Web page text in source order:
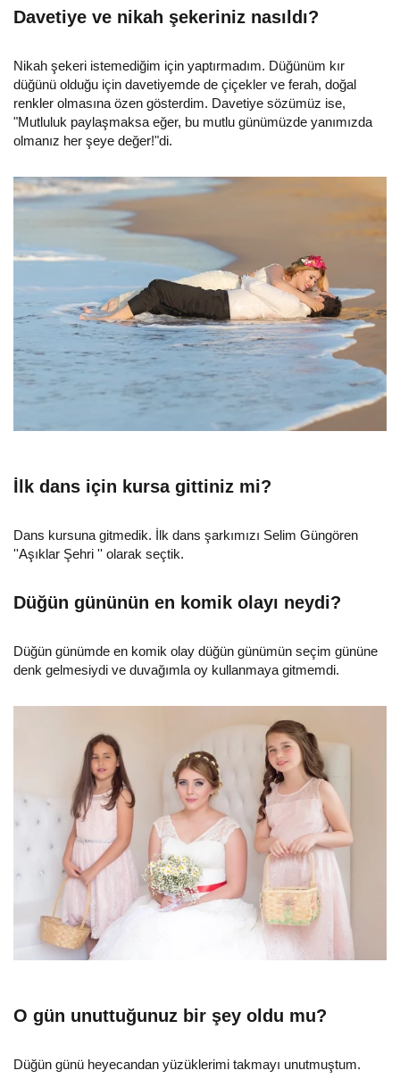
Davetiye ve nikah şekeriniz nasıldı?
Nikah şekeri istemediğim için yaptırmadım. Düğünüm kır
düğünü olduğu için davetiyemde de çiçekler ve ferah, doğal
renkler olmasına özen gösterdim. Davetiye sözümüz ise,
"Mutluluk paylaşmaksa eğer, bu mutlu günümüzde yanımızda
olmanız her şeye değer!"di.
İlk dans için kursa gittiniz mi?
Dans kursuna gitmedik. İlk dans şarkımızı Selim Güngören
''Aşıklar Şehri '' olarak seçtik.
Düğün gününün en komik olayı neydi?
Düğün günümde en komik olay düğün günümün seçim gününe
denk gelmesiydi ve duvağımla oy kullanmaya gitmemdi.
O gün unuttuğunuz bir şey oldu mu?
Düğün günü heyecandan yüzüklerimi takmayı unutmuştum.